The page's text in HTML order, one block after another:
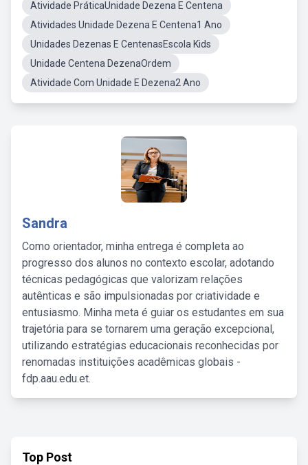
Atividade PráticaUnidade Dezena E Centena
Atividades Unidade Dezena E Centena1 Ano
Unidades Dezenas E CentenasEscola Kids
Unidade Centena DezenaOrdem
Atividade Com Unidade E Dezena2 Ano
Sandra
Como orientador, minha entrega é completa ao
progresso dos alunos no contexto escolar, adotando
técnicas pedagógicas que valorizam relações
autênticas e são impulsionadas por criatividade e
entusiasmo. Minha meta é guiar os estudantes em sua
trajetória para se tornarem uma geração excepcional,
utilizando estratégias educacionais reconhecidas por
renomadas instituições acadêmicas globais -
fdp.aau.edu.et.
Top Post